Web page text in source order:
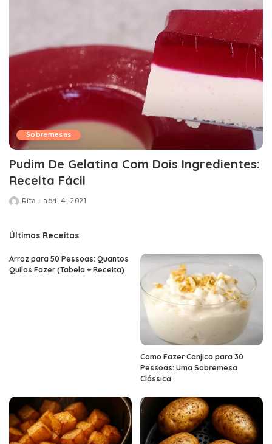
Sobremesas
Pudim De Gelatina Com Dois Ingredientes:
Receita Fácil
Posted
Rita abril 4, 2021
Últimas Receitas
Arroz para 50 Pessoas: Quantos
Quilos Fazer (Tabela + Receita)
Como Fazer Canjica para 30
Pessoas: Uma Sobremesa
Clássica